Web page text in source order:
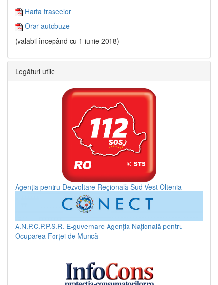
Harta traseelor
Orar autobuze
(valabil începând cu 1 iunie 2018)
Legături utile
Agenția pentru Dezvoltare Regională Sud-Vest Oltenia
A.N.P.C.P.P.S.R. E-guvernare Agenția Națională pentru
Ocuparea Forței de Muncă